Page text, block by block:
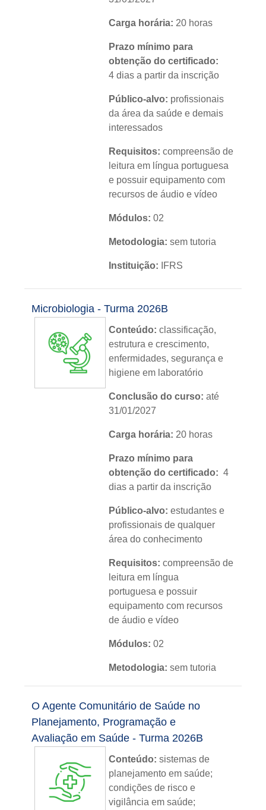
Carga horária: 20 horas
Prazo mínimo para
obtenção do certificado:
4 dias a partir da inscrição
Público-alvo: profissionais
da área da saúde e demais
interessados
Requisitos: compreensão de
leitura em língua portuguesa
e possuir equipamento com
recursos de áudio e vídeo
Módulos: 02
Metodologia: sem tutoria
Instituição: IFRS
Nível:básico
Idioma:português
Microbiologia - Turma 2026B
Conteúdo:classificação,
estrutura e crescimento,
enfermidades, segurança e
higiene em laboratório
Conclusão do curso: até
31/01/2027
Carga horária: 20 horas
Prazo mínimo para
obtenção do certificado: 4
dias a partir da inscrição
Público-alvo: estudantes e
profissionais de qualquer
área do conhecimento
Requisitos: compreensão de
leitura em língua
portuguesa e possuir
equipamento com recursos
de áudio e vídeo
Módulos: 02
Metodologia: sem tutoria
Idioma:português
O Agente Comunitário de Saúde no
Planejamento, Programação e
Avaliação em Saúde - Turma 2026B
Conteúdo:sistemas de
planejamento em saúde;
condições de risco e
vigilância em saúde;